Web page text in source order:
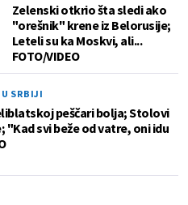
Zelenski otkrio šta sledi ako
"orešnik" krene iz Belorusije;
Leteli su ka Moskvi, ali...
FOTO/VIDEO
SRBIJI
peščari bolja; Stolovi
"Kad svi beže od vatre, oni idu